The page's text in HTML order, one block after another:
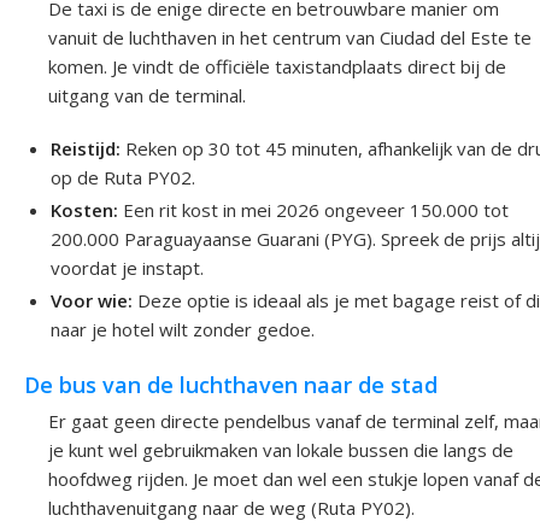
De taxi is de enige directe en betrouwbare manier om
vanuit de luchthaven in het centrum van Ciudad del Este te
komen. Je vindt de officiële taxistandplaats direct bij de
uitgang van de terminal.
Reistijd: Reken op 30 tot 45 minuten, afhankelijk van de
op de Ruta PY02.
Kosten: Een rit kost in mei 2026 ongeveer 150.000 tot
200.000 Paraguayaanse Guarani (PYG). Spreek de prijs
voordat je instapt.
Voor wie: Deze optie is ideaal als je met bagage reist of
naar je hotel wilt zonder gedoe.
De bus van de luchthaven naar de stad
Er gaat geen directe pendelbus vanaf de terminal zelf,
je kunt wel gebruikmaken van lokale bussen die langs de
hoofdweg rijden. Je moet dan wel een stukje lopen vanaf
luchthavenuitgang naar de weg (Ruta PY02).